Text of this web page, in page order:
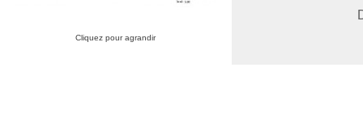
Cliquez pour agrandir